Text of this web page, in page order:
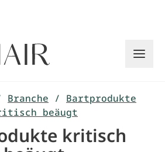
Branche / Bartprodukte
beäugt
kritisch